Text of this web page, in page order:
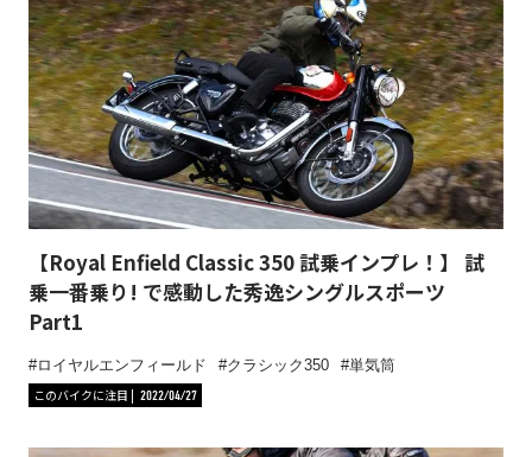
【Royal Enfield Classic 350 試乗インプレ！】 試
乗一番乗り! で感動した秀逸シングルスポーツ
Part1
ロイヤルエンフィールド クラシック350
単気筒
このバイクに注目
2022/04/27